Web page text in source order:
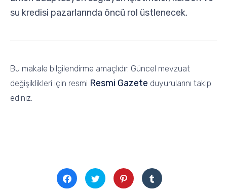
su kredisi pazarlarında öncü rol üstlenecek.
Bu makale bilgilendirme amaçlıdır. Güncel mevzuat
değişiklikleri için resmi Resmi Gazete duyurularını takip
ediniz.
Facebook'ta
paylaşmak
için
Twitter
üzerinde
paylaşmak
Pinterest'te
paylaşmak
için
Tumblr'da
paylaşmak
için